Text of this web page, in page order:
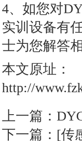
4、如您对
实训设备有
士为您解答
本文原址：
http://
上一篇：
下一篇： [传